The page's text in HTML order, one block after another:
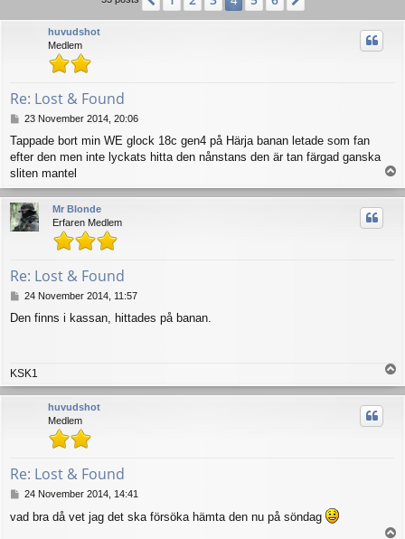
huvudshot
Medlem
Re: Lost & Found
P
s
t
23 November 2014, 20:06
Tappade bort min WE glock 18c gen4 på Härja banan letade som fan
efter den men inte lyckats hitta den nånstans den är tan färgad ganska
sliten mantel
o
p
Mr Blonde
Erfaren Medlem
Re: Lost & Found
P
s
24 November 2014, 11:57
Den finns i kassan, hittades på banan.
KSK1
o
p
huvudshot
Medlem
Re: Lost & Found
P
s
24 November 2014, 14:41
vad bra då vet jag det ska försöka hämta den nu på söndag